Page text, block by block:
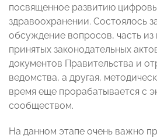
посвященное развитию
здравоохранении. Состоялось
обсуждение вопросов, часть из
принятых законодательных
документов Правительства и
ведомства, а другая,
время еще прорабатывается с
сообществом.
На данном этапе очень важно